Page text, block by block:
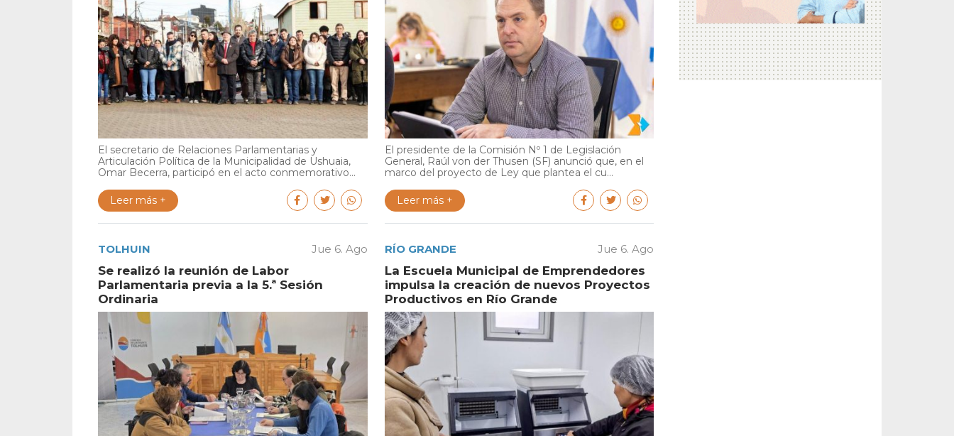
El secretario de Relaciones Parlamentarias y
Articulación Política de la Municipalidad de Ushuaia,
Omar Becerra, participó en el acto conmemorativo...
Leer más +
El presidente de la Comisión Nº 1 de Legislación
General, Raúl von der Thusen (SF) anunció que, en el
marco del proyecto de Ley que plantea el cu...
Leer más +
TOLHUIN Jue 6. Ago
Se realizó la reunión de Labor
Parlamentaria previa a la 5.ª Sesión
Ordinaria
RÍO GRANDE Jue 6. Ago
La Escuela Municipal de Emprendedores
impulsa la creación de nuevos Proyectos
Productivos en Río Grande